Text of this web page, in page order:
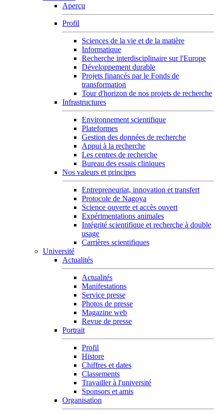
Aperçu
Profil
Sciences de la vie et de la matière
Informatique
Recherche interdisciplinaire sur l'Europe
Développement durable
Projets financés par le Fonds de
transformation
Tour d'horizon de nos projets de recherche
Infrastructures
Environnement scientifique
Plateformes
Gestion des données de recherche
Appui à la recherche
Les centres de recherche
Bureau des essais cliniques
Nos valeurs et principes
Entrepreneuriat, innovation et transfert
Protocole de Nagoya
Science ouverte et accès ouvert
Expérimentations animales
Intégrité scientifique et recherche à double
usage
Carrières scientifiques
Université
Actualités
Actualités
Manifestations
Service presse
Photos de presse
Magazine web
Revue de presse
Portrait
Profil
Histore
Chiffres et dates
Classements
Travailler à l'université
Sponsors et amis
Organisation